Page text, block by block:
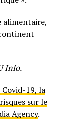
alimentaire,
Info.
19, la
sur le
Agency.